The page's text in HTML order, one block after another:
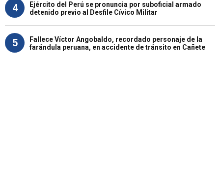
4
Ejército del Perú se pronuncia por suboficial armado
detenido previo al Desfile Cívico Militar
5
Fallece Víctor Angobaldo, recordado personaje de la
farándula peruana, en accidente de tránsito en Cañete